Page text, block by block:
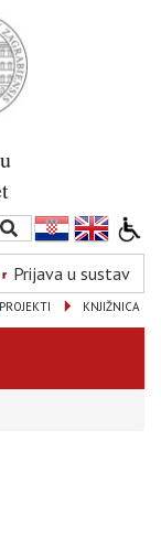
Prijava u sustav
KNJIŽNICA
PROJEKTI